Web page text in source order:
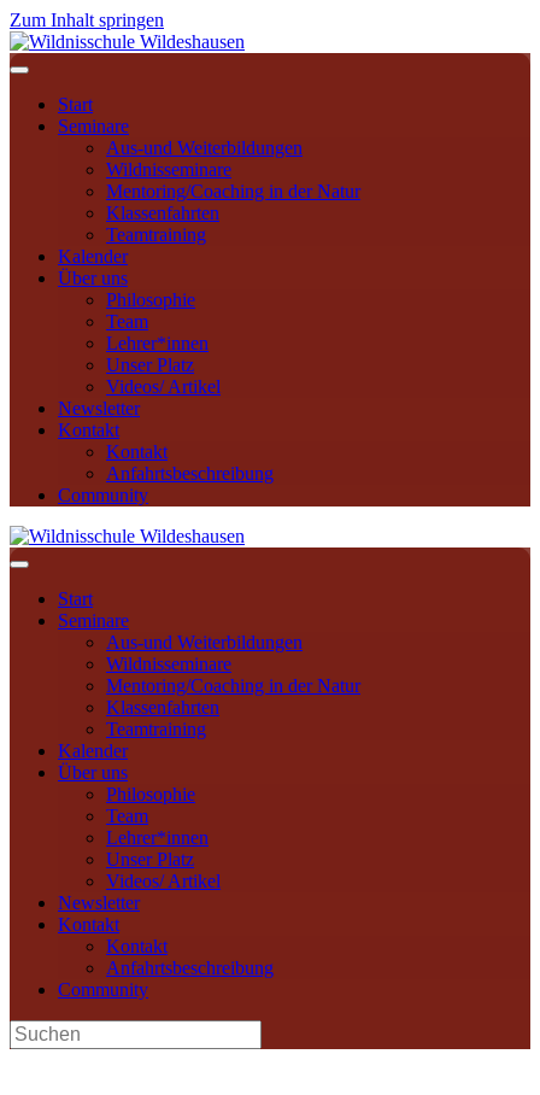
Zum Inhalt springen
Navigation
Start
Seminare
Aus-und Weiterbildungen
Wildnisseminare
Mentoring/Coaching in der Natur
Klassenfahrten
Teamtraining
Kalender
Über uns
Philosophie
Team
Lehrer*innen
Unser Platz
Videos/ Artikel
Newsletter
Kontakt
Kontakt
Anfahrtsbeschreibung
Community
Navigation
Start
Seminare
Aus-und Weiterbildungen
Wildnisseminare
Mentoring/Coaching in der Natur
Klassenfahrten
Teamtraining
Kalender
Über uns
Philosophie
Team
Lehrer*innen
Unser Platz
Videos/ Artikel
Newsletter
Kontakt
Kontakt
Anfahrtsbeschreibung
Community